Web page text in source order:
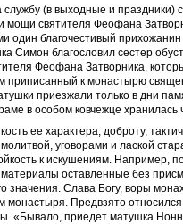
(в выходные и праздники)
мощи святителя Феофана
один благочестивый
Симон благословил сестер
Феофана Затворника,
приписанный к монастырю
приезжали только в дни
в особом ковчежце
ее характера, доброту,
уговорами и лаской
к искушениям. Например,
оставленные без
значения. Слава Богу, воры
монастыря. Предвзято
«Бывало, приедет матушка